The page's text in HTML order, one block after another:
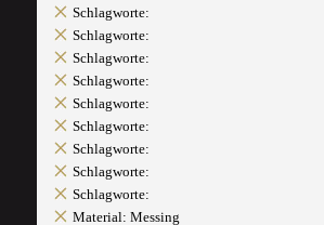
Schlagworte:
Schlagworte:
Schlagworte:
Schlagworte:
Schlagworte:
Schlagworte:
Schlagworte:
Schlagworte:
Schlagworte:
Material: Messing